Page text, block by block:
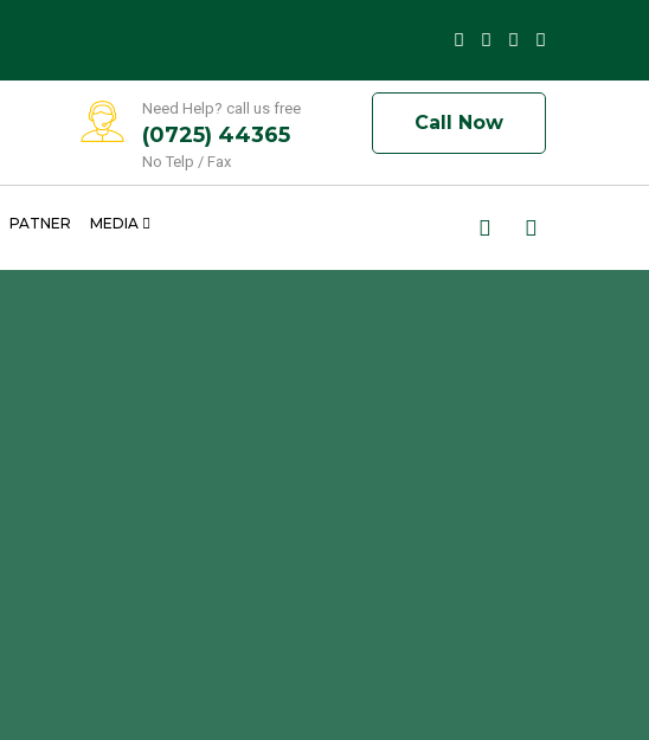
Need Help? call us free
(0725) 44365
No Telp / Fax
Call Now
PATNER MEDIA